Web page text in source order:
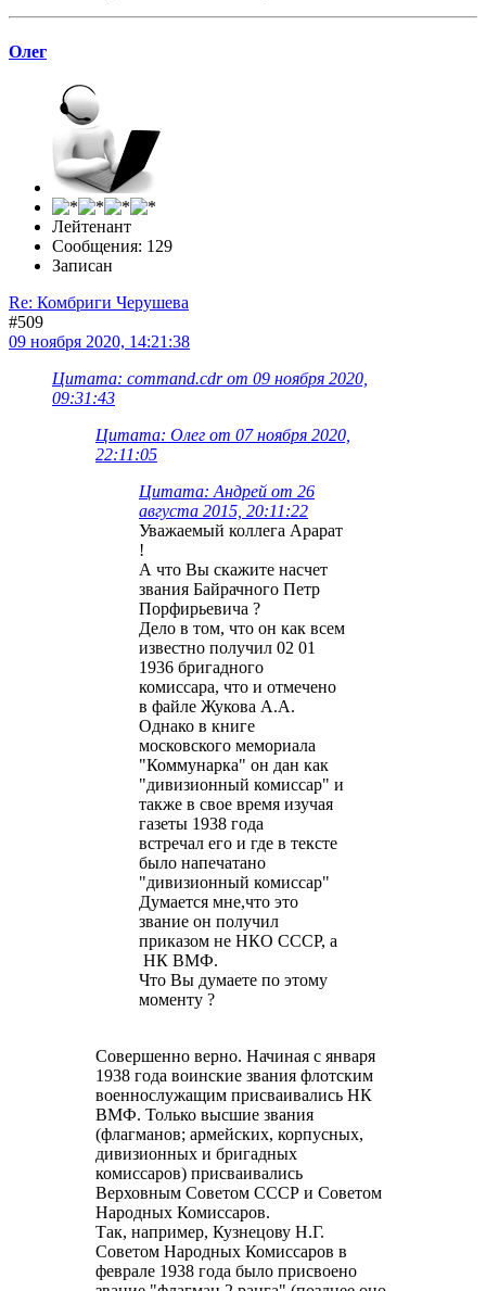
Олег
Лейтенант
Сообщения: 129
Записан
Re: Комбриги Черушева
#509
09 ноября 2020, 14:21:38
Цитата: command.cdr от 09 ноября 2020,
09:31:43
Цитата: Олег от 07 ноября 2020,
22:11:05
Цитата: Андрей от 26
августа 2015, 20:11:22
Уважаемый коллега Арарат
!
А что Вы скажите насчет
звания Байрачного Петр
Порфирьевича ?
Дело в том, что он как всем
известно получил 02 01
1936 бригадного
комиссара, что и отмечено
в файле Жукова А.А.
Однако в книге
московского мемориала
"Коммунарка" он дан как
"дивизионный комиссар" и
также в свое время изучая
газеты 1938 года
встречал его и где в тексте
было напечатано
"дивизионный комиссар"
Думается мне,что это
звание он получил
приказом не НКО СССР, а
НК ВМФ.
Что Вы думаете по этому
моменту ?
Совершенно верно. Начиная с января
1938 года воинские звания флотским
военнослужащим присваивались НК
ВМФ. Только высшие звания
(флагманов; армейских, корпусных,
дивизионных и бригадных
комиссаров) присваивались
Верховным Советом СССР и Советом
Народных Комиссаров.
Так, например, Кузнецову Н.Г.
Советом Народных Комиссаров в
феврале 1938 года было присвоено